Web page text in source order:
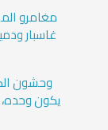
مغامرو
غاسبار
وحشون
يكون